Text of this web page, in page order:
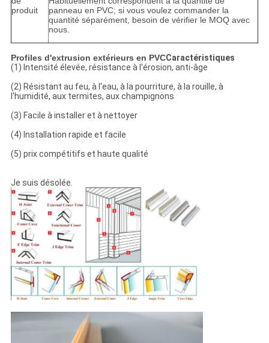
produit
panneau en PVC; si vous voulez commander la
quantité séparément, besoin de vérifier le MOQ avec
nous.
Profiles d'extrusion extérieurs en PVCCaractéristiques
(1) Intensité élevée, résistance à l'érosion, anti-âge
(2) Résistant au feu, à l'eau, à la pourriture, à la rouille, à
l'humidité, aux termites, aux champignons
(3) Facile à installer et à nettoyer
(4) Installation rapide et facile
(5) prix compétitifs et haute qualité
Je suis désolée.